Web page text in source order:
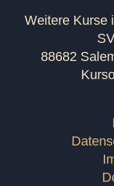
Weitere Kurse
88682